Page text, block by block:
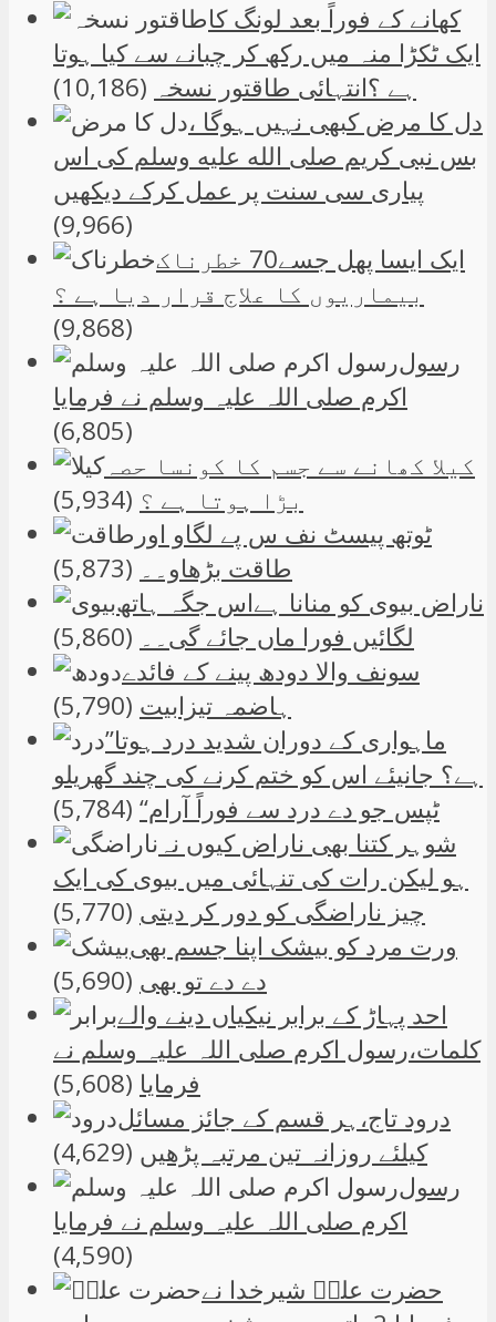
کھانے کے فوراً بعد لونگ کا
ایک ٹکڑا منہ میں رکھ کر چبانے سے کیا ہوتا
ہے ؟انتہائی طاقتور نسخہ (10,186)
دل کا مرض کبھی نہیں ہوگا ،
بس نبی کریم صلی الله علیه وسلم کی اس
پیاری سی سنت پر عمل کرکے دیکھیں
(9,966)
ایک ایسا پھل جسے70 خطرناک
بیماریوں کا علاج قرار دیا ہے ؟
(9,868)
رسول
اکرم صلی اللہ علیہ وسلم نے فرمایا
(6,805)
کیلا کھانے سے جسم کا کونسا حصہ
بڑا ہوتا ہے ؟ (5,934)
ٹوتھ پیسٹ نف س پے لگاو اور
طاقت بڑھاو۔۔ (5,873)
ناراض بیوی کو منانا ہےاس جگہ ہاتھ
لگائیں فورا ماں جائے گی۔۔ (5,860)
سونف والا دودھ پینے کے فائدے
ہاضمہ تیزابیت (5,790)
”ماہواری کے دوران شدید درد ہوتا
ہے؟ جانیئے اس کو ختم کرنے کی چند گھریلو
ٹپس جو دے درد سے فوراً آرام“ (5,784)
شوہر کتنا بھی ناراض کیوں نہ
ہو لیکن رات کی تنہائی میں بیوی کی ایک
چیز ناراضگی کو دور کر دیتی (5,770)
ورت مرد کو بیشک اپنا جسم بھی
دے دے تو بھی (5,690)
احد پہاڑ کے برابر نیکیاں دینے والے
کلمات،رسول اکرم صلی اللہ علیہ وسلم نے
فرمایا (5,608)
درود تاج،ہر قسم کے جائز مسائل
کیلئے روزانہ تین مرتبہ پڑھیں (4,629)
رسول
اکرم صلی اللہ علیہ وسلم نے فرمایا
(4,590)
حضرت علیؑ شیرخدا نے